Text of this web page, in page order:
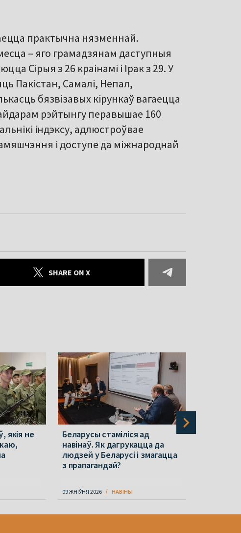
практычна нязменнай.
– яго грамадзянам даступныя
Сірыя з 26 краінамі і Ірак з 29. У
Пакістан, Самалі, Непал,
бязвізавых кірункаў вагаецца
рэйтынгу перавышае 160
індэксу, адлюстроўвае
і доступе да міжнароднай
SHARE ON X
якія не
Беларусы стаміліся ад
навінаў. Як дагрукацца да
людзей у Беларусі і змагацца
з прапагандай?
09 ЖНІЎНЯ 2026 НАВІНЫ